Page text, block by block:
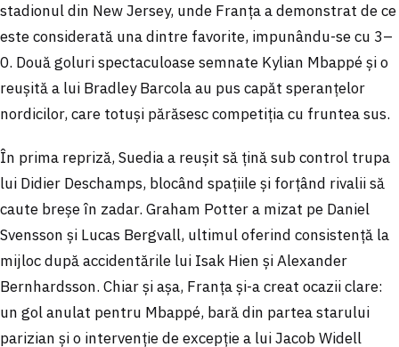
stadionul din New Jersey, unde Franța a demonstrat de ce
este considerată una dintre favorite, impunându-se cu 3–
0. Două goluri spectaculoase semnate Kylian Mbappé și o
reușită a lui Bradley Barcola au pus capăt speranțelor
nordicilor, care totuși părăsesc competiția cu fruntea sus.
În prima repriză, Suedia a reușit să țină sub control trupa
lui Didier Deschamps, blocând spațiile și forțând rivalii să
caute breșe în zadar. Graham Potter a mizat pe Daniel
Svensson și Lucas Bergvall, ultimul oferind consistență la
mijloc după accidentările lui Isak Hien și Alexander
Bernhardsson. Chiar și așa, Franța și-a creat ocazii clare:
un gol anulat pentru Mbappé, bară din partea starului
parizian și o intervenție de excepție a lui Jacob Widell